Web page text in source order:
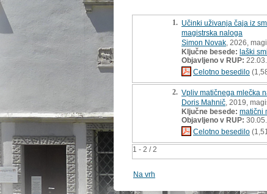
1 - 2 / 2
1. Učinki uživanja čaja iz
magistrska naloga
Simon Novak , 2026,
Ključne besede: laški
Objavljeno v RUP:
Celotno besedilo
2. Vpliv matičnega mlečka
Doris Mahnič , 2019,
Ključne besede: matični
Objavljeno v RUP:
Celotno besedilo
Na vrh